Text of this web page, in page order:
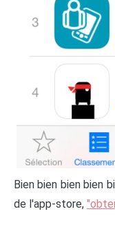
Bien bien bien bien
de l'app-store,